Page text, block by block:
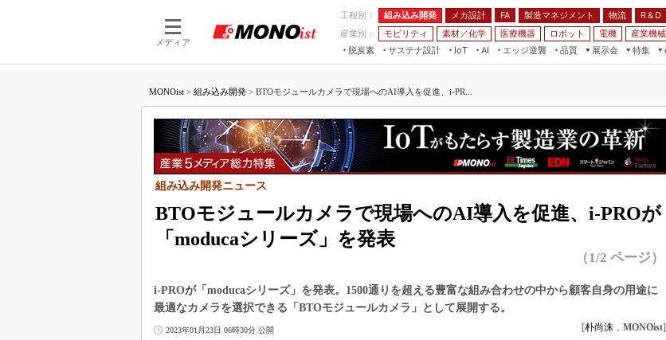
メディア
工程別： 組み込み開発 メカ設計 FA 製造マネジメント 物流 R＆D
産業別：
モビリティ 素材／化学 医療機器 ロボット 電機 産業機械
脱炭素
サステナ設計
IoT
つながる工場
つながるサービス
AI
AI×設備保全
Physical AI
エッジ逆襲 品質
展示会
JIMTOF
組込み/エッジ コンピューティング
展＆IoT/5Gソリューション展
IIFES
国際ロボット展
ジャパンモビリティショー
TECHNO-FRONTIER
EdgeTech+
特集
5G
VR／AR
フィールドサービス
組み込み画像技術
車載ソフト開発
ISO26262
製造マネジメント
FA
モビリティ
MONOist > 組み込み開発 > BTOモジュールカメラで現場へのAI導入を促進、i-PR...
BTOモジュールカメラで現場へのAI導入を促進、i-PROが
「moducaシリーズ」を発表
組み込み開発ニュース
（1/2 ページ）
i-PROが「moducaシリーズ」を発表。1500通りを超える豊富な組み合わせの中から顧客自身の用途に
最適なカメラを選択できる「BTOモジュールカメラ」として展開する。
2023年01月23日 06時30分 公開 [朴尚洙 ， MONOist]